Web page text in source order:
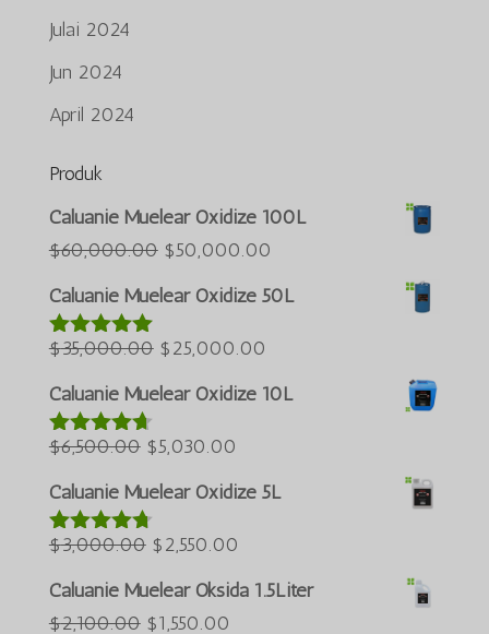
Julai 2024
Jun 2024
April 2024
Produk
Caluanie Muelear Oxidize 100L
$60,000.00 Harga
asal
$60,000.00.
$50,000.00
Caluanie Muelear Oxidize 50L
Dinilai5.00
$35,000.00 Harga
asal
$35,000.00.
$25,000.00
Caluanie Muelear Oxidize 10L
Dinilai
daripada 5
$6,500.00 Harga
asal
ialah:
$6,500.00.
$5,030.00
semasa
$5,030.00.
Caluanie Muelear Oxidize 5L
Dinilai
daripada 5
$3,000.00 Harga
asal
$2,550.00
semasa
Caluanie Muelear Oksida 1.5Liter
$2,100.00 Harga
$1,550.00
Қазақ тілі
ភាសាខ្មែរ
Português do Brasil